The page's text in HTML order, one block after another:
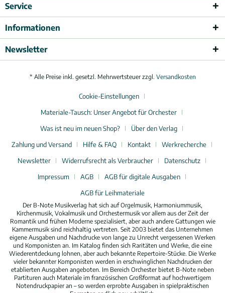
Service
Informationen
Newsletter
* Alle Preise inkl. gesetzl. Mehrwertsteuer zzgl. Versandkosten
Cookie-Einstellungen
Materiale-Tausch: Unser Angebot für Orchester
Was ist neu im neuen Shop?
Über den Verlag
Zahlung und Versand
Hilfe & FAQ Kontakt
Werkrecherche
Newsletter
Widerrufsrecht als Verbraucher
Datenschutz
Impressum
AGB
AGB für digitale Ausgaben
AGB für Leihmateriale
Der B-Note Musikverlag hat sich auf Orgelmusik, Harmoniummusik,
Kirchenmusik, Vokalmusik und Orchestermusik vor allem aus der Zeit der
Romantik und frühen Moderne spezialisiert, aber auch andere Gattungen wie
Kammermusik sind reichhaltig vertreten. Seit 2003 bietet das Unternehmen
eigene Ausgaben und Nachdrucke von lange zu Unrecht vergessenen Werken
und Komponisten an. Im Katalog finden sich Raritäten und Werke, die eine
Wiederentdeckung lohnen, aber auch bekannte Repertoire-Stücke. Die Werke
vieler bekannter Komponisten werden in erschwinglichen Nachdrucken der
etablierten Ausgaben angeboten. Im Bereich Orchester bietet B-Note neben
Partituren auch Materiale im französischen Großformat auf hochwertigem
Notendruckpapier an – so werden erprobte Ausgaben in spielpraktischen